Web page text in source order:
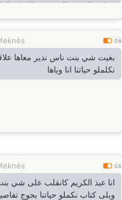
صياغة الوثائق الرسمية، اللوائح
خطط تنظيم البطولات.التغذية
الوجبات بما يخدم أهدافك البدنية.0.6
بغيت شي بنت ناس نذير معاها
نكلملو حياتنا انا وياها
0.5
انا عبذ الكريم كانقلب على شي بنت
ويلى كتاب نكملو حياتنا بجوج